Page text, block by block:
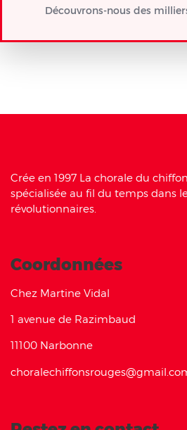
Découvrons-nous des
Crée en 1997 La chorale du
spécialisée au fil du temps dans
révolutionnaires.
Coordonnées
Chez Martine Vidal
1 avenue de Razimbaud
11100 Narbonne